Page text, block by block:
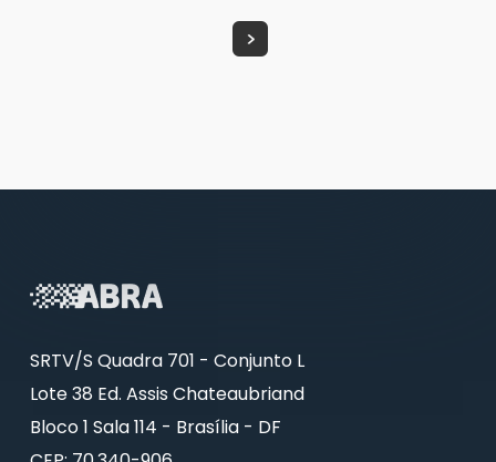
SRTV/S Quadra 701 - Conjunto L
Lote 38 Ed. Assis Chateaubriand
Bloco 1 Sala 114 - Brasília - DF